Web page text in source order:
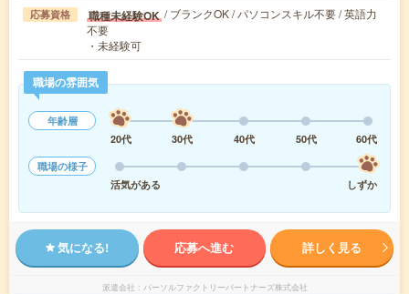
応募資格 職種未経験OK / ブランクOK / パソコンスキル不要 / 英語力
不要
・未経験可
職場の雰囲気
年齢層
20代
30代 40代 50代
60代
職場の様子
活気がある
しずか
気になる! 応募へ進む 詳しく見る
派遣会社 パーソルファクトリーパートナーズ株式会社